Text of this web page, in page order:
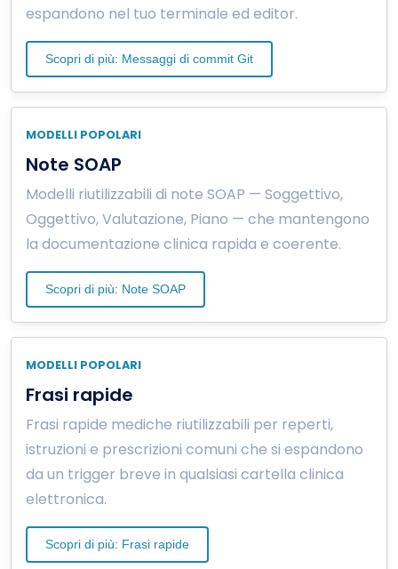
espandono nel tuo terminale ed editor.
Scopri di più: Messaggi di commit Git
MODELLI POPOLARI
Note SOAP
Modelli riutilizzabili di note SOAP — Soggettivo,
Oggettivo, Valutazione, Piano — che mantengono
la documentazione clinica rapida e coerente.
Scopri di più: Note SOAP
MODELLI POPOLARI
Frasi rapide
Frasi rapide mediche riutilizzabili per reperti,
istruzioni e prescrizioni comuni che si espandono
da un trigger breve in qualsiasi cartella clinica
elettronica.
Scopri di più: Frasi rapide